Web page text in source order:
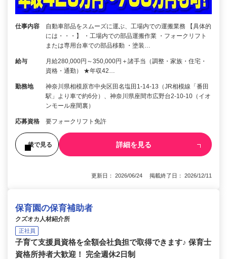
仕事内容
自動車部品をスムーズに運ぶ、工場内での運搬業務 【具体的
には・・・】 ・工場内での部品運搬作業 ・フォークリフト
または専用台車での部品移動 ・塗装…
給与
月給280,000円～350,000円＋諸手当（調整・家族・住宅・
資格・通勤） ★年収42…
勤務地
神奈川県相模原市中央区田名塩田1-14-13（JR相模線「番田
駅」より車で約6分）、神奈川県座間市広野台2-10-10（イオ
ンモール座間裏）
応募資格 要フォークリフト免許
後で見る 詳細を見る
更新日： 2026/06/24 掲載終了日： 2026/12/11
保育園の保育補助者
クズオカ人材紹介所
正社員
子育て支援員資格を全額会社負担で取得できます♪ 保育士
資格所持者大歓迎！ 完全週休2日制